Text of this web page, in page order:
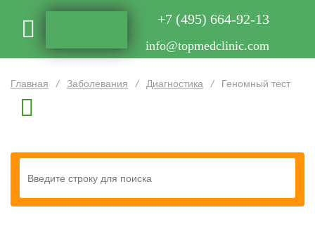
+7 (495) 664-92-13
info@topmedclinic.com
Главная / Заболевания / Диагностика / Геномный тест